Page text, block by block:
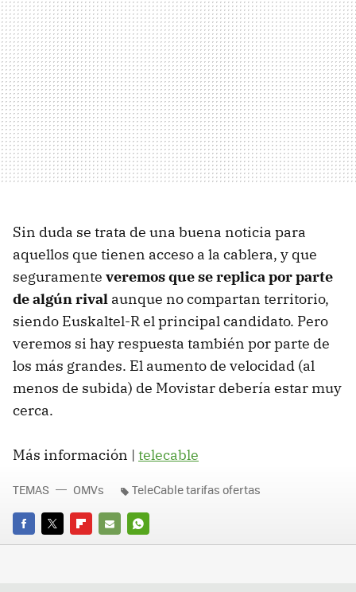
Sin duda se trata de una buena noticia para
aquellos que tienen acceso a la cablera, y que
seguramente veremos que se replica por parte
de algún rival aunque no compartan territorio,
siendo Euskaltel-R el principal candidato. Pero
veremos si hay respuesta también por parte de
los más grandes. El aumento de velocidad (al
menos de subida) de Movistar debería estar muy
cerca.
Más información | telecable
FACEBOOK
TWITTERFLIPBOARD
E-
WHATSAPP
TEMAS OMVs TeleCable tarifas ofertas